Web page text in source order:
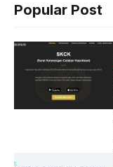
Popular Post